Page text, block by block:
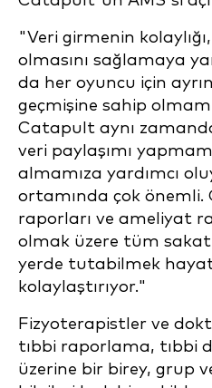
"Veri girmenin
olmasını sağlamaya
da her oyuncu için
geçmişine sahip
Catapult aynı
veri paylaşımı
almamıza yardımcı
ortamında çok
raporları ve ameliyat
olmak üzere tüm
yerde tutabilmek
kolaylaştırıyor."
Fizyoterapistler ve
tıbbi raporlama, tıbbi
üzerine bir birey, grup